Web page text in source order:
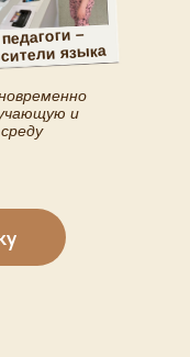
и
педагоги –
языка